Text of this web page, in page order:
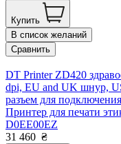
Купить
В список желаний
Сравнить
DT Printer ZD420
dpi, EU and UK шнур,
разъем для
Принтер для печати
D0EE00EZ
31 460 ₴